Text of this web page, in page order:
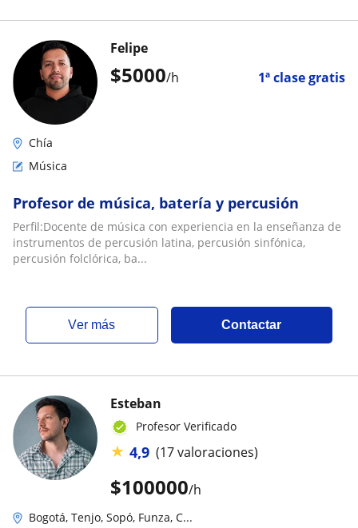
$5000/h 1ª clase gratis
Felipe
Chía
Música
Profesor de música, batería y percusión
Perfil:Docente de música con experiencia en la enseñanza de
instrumentos de percusión latina, percusión sinfónica,
percusión folclórica, ba...
ver más Contactar
$100000/h
Esteban
Profesor Verificado
★ 4,9 (17 valoraciones)
Bogotá, Tenjo, Sopó, Funza, C...